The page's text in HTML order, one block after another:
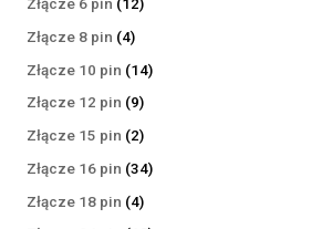
Złącze 6 pin 12
Złącze 8 pin 44
produkty
Złącze 10 pin 1414
Złącze 12 pin 99
produktów
Złącze 15 pin 22
produkty
Złącze 16 pin 3434
Złącze 18 pin 44